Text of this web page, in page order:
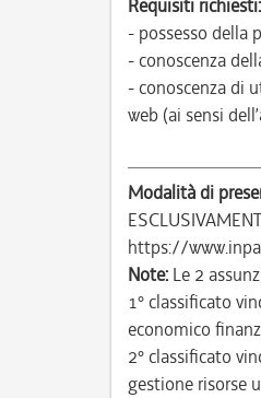
Requisiti richiesti:
- possesso della
- conoscenza
- conoscenza di
web (ai sensi
Modalità di
https://
Note: Le 2
1° classificato
economico
2° classificato
gestione risorse